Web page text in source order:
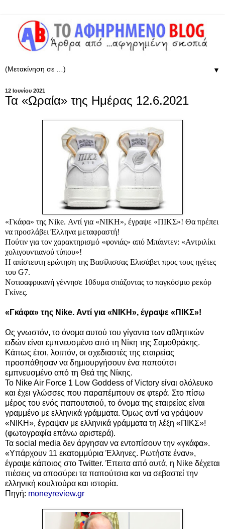
▼
12 Ιουνίου 2021
Τα «Ωραία» της Ημέρας 12.6.2021
«Γκάφα» της Nike. Αντί για «ΝΙΚΗ», έγραψε «ΠΙΚΣ»! Θα πρέπει
να προσλάβει Έλληνα μεταφραστή!
Πούτιν για τον χαρακτηρισμό «φονιάς» από Μπάιντεν: «Αντριλίκι
χολιγουντιανού τύπου»!
Η απίστευτη ερώτηση της Βασίλισσας Ελισάβετ προς τους ηγέτες
του G7.
Νοτιοαφρικανή γέννησε 10δυμα σπάζοντας το παγκόσμιο ρεκόρ
Γκίνες.
«Γκάφα» της Nike. Αντί για «ΝΙΚΗ», έγραψε «ΠΙΚΣ»!
Ως γνωστόν, το όνομα αυτού του γίγαντα των αθλητικών
ειδών είναι εμπνευσμένο από τη Νίκη της Σαμοθράκης.
Κάπως έτσι, λοιπόν, οι σχεδιαστές της εταιρείας
προσπάθησαν να δημιουργήσουν ένα παπούτσι
εμπνευσμένο από τη Θεά της Νίκης.
Το Nike Air Force 1 Low Goddess of Victory είναι ολόλευκο
και έχει γλώσσες που παραπέμπουν σε φτερά. Στο πίσω
μέρος του ενός παπουτσιού, το όνομα της εταιρείας είναι
γραμμένο με ελληνικά γράμματα. Όμως αντί να γράψουν
«ΝΙΚΗ», έγραψαν με ελληνικά γράμματα τη λέξη «ΠΙΚΣ»!
(φωτογραφία επάνω αριστερά).
Τα social media δεν άργησαν να εντοπίσουν την «γκάφα».
«Υπάρχουν 11 εκατομμύρια Έλληνες. Ρωτήστε έναν»,
έγραψε κάποιος στο Twitter. Έπειτα από αυτά, η Nike δέχεται
πιέσεις να αποσύρει τα παπούτσια και να σεβαστεί την
ελληνική κουλτούρα και ιστορία.
Πηγή: moneyreview.gr